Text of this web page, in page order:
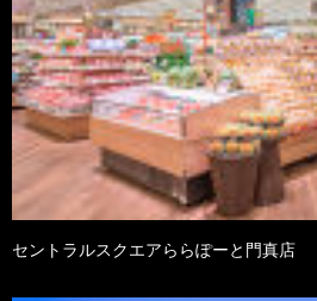
セントラルスクエアららぽーと門真店